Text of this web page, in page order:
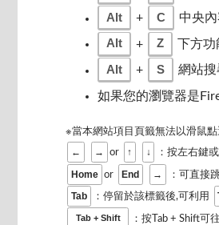
Alt + C 中央內
Alt + Z 下方
Alt + S 網站搜
如果您的瀏覽器是
※當本網站項目頁籤無法以滑鼠
← → or ↑ ↓ ：按左右鍵
Home or End → ：可直接
Tab ：停留於該標籤後,可利用
Tab + Shift ：按Tab + Shift可